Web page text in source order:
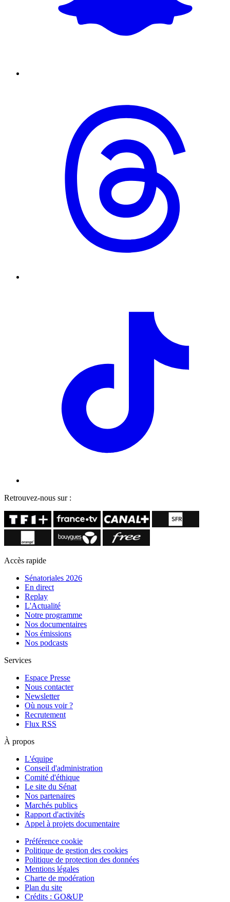
Retrouvez-nous sur :
Accès rapide
Sénatoriales 2026
En direct
Replay
L'Actualité
Notre programme
Nos documentaires
Nos émissions
Nos podcasts
Services
Espace Presse
Nous contacter
Newsletter
Où nous voir ?
Recrutement
Flux RSS
À propos
L'équipe
Conseil d'administration
Comité d'éthique
Le site du Sénat
Nos partenaires
Marchés publics
Rapport d'activités
Appel à projets documentaire
Préférence cookie
Politique de gestion des cookies
Politique de protection des données
Mentions légales
Charte de modération
Plan du site
Crédits : GO&UP